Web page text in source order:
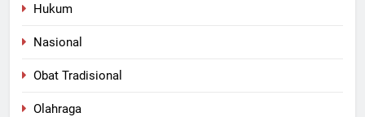
Hukum
Nasional
Obat Tradisional
Olahraga